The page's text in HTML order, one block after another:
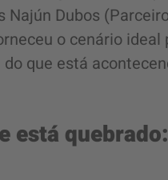
Dubos
o cenário ideal
que está
está